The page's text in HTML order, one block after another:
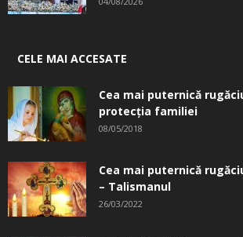
CELE MAI ACCESATE
Cea mai puternică
protecția familiei
08/05/2018
Cea mai puternică
– Talismanul
26/03/2022